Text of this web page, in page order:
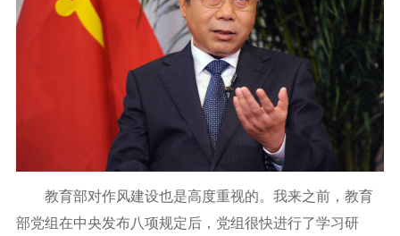
教育部对作风建设也是高度重视的。我来之前，教育
部党组在中央发布八项规定后，党组很快进行了学习研